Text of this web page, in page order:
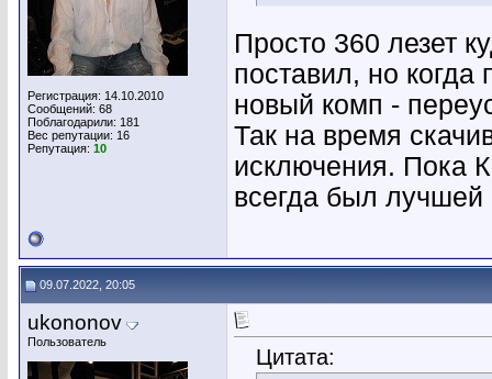
Регистрация: 14.10.2010
Сообщений: 68
Поблагодарили: 181
Вес репутации: 16
Репутация: 10
Просто 360 лезет
поставил, но когда
новый комп -
Так на время
исключения. Пока
всегда был
09.07.2022, 20:05
ukononov
Пользователь
Цитата: